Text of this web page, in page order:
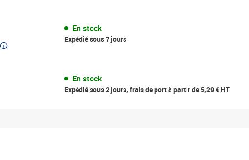
En stock
Expédié sous 7 jours
En stock
Expédié sous 2 jours, frais de port à partir de 5,29 € HT